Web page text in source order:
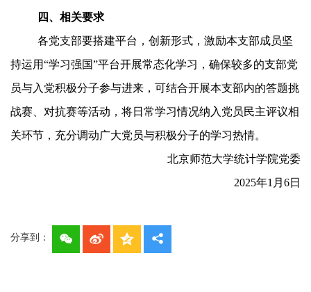
四、相关要求
各党支部要搭建平台，创新形式，激励本支部成员坚
持运用“学习强国”平台开展常态化学习，确保较多的支部党
员与入党积极分子参与进来，可结合开展本支部内的答题挑
战赛、对抗赛等活动，将日常学习情况纳入党员民主评议相
关环节，充分调动广大党员与积极分子的学习热情。
北京师范大学统计学院党委
2025年1月6日
分享到：